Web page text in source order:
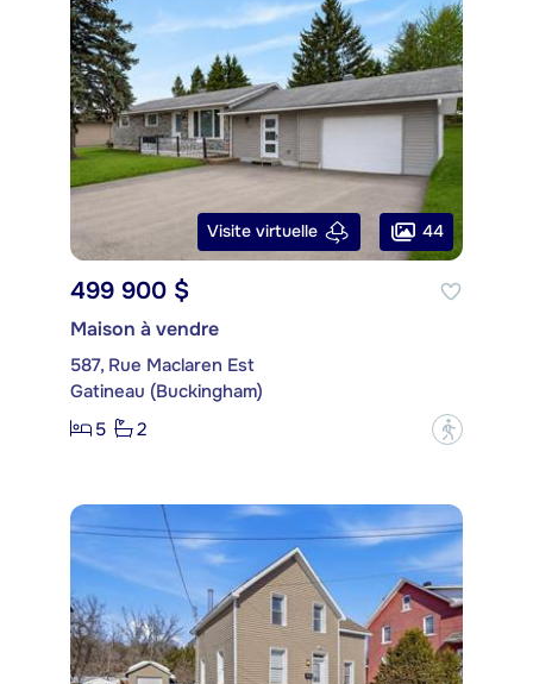
Visite virtuelle 44
499 900 $
Maison à vendre
587, Rue Maclaren Est
Gatineau (Buckingham)
5
2 ?